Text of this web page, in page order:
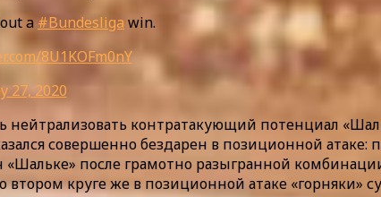
a #Bundesliga win.
8U1KOFm0nY
27, 2020
нейтрализовать контратакующий потенциал
совершенно бездарен в позиционной атаке:
после грамотно разыгранной
круге же в позиционной атаке «горняки»